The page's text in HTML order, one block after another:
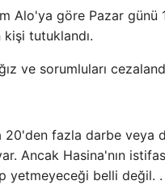
Alo'ya göre Pazar günü
tutuklandı.
ve sorumluları
20'den fazla darbe
Ancak Hasina'nın
yetmeyeceği belli değil. .